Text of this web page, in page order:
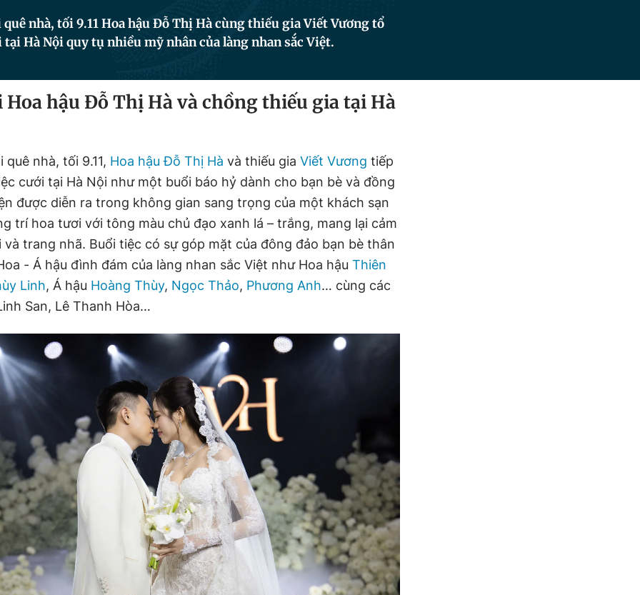
quê nhà, tối 9.11 Hoa hậu Đỗ Thị Hà cùng thiếu gia Viết Vương tổ
Hà Nội quy tụ nhiều mỹ nhân của làng nhan sắc Việt.
Hoa hậu Đỗ Thị Hà và chồng thiếu gia tại Hà
quê nhà, tối 9.11, Hoa hậu Đỗ Thị Hà và thiếu gia Viết Vương tiếp
cưới tại Hà Nội như một buổi báo hỷ dành cho bạn bè và đồng
được diễn ra trong không gian sang trọng của một khách sạn
trí hoa tươi với tông màu chủ đạo xanh lá – trắng, mang lại cảm
và trang nhã. Buổi tiệc có sự góp mặt của đông đảo bạn bè thân
- Á hậu đình đám của làng nhan sắc Việt như Hoa hậu Thiên
Linh, Á hậu Hoàng Thùy, Ngọc Thảo, Phương Anh… cùng các
San, Lê Thanh Hòa…